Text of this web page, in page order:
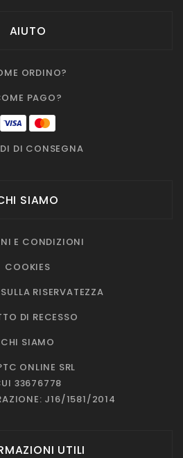
AIUTO
ORDINO?
PAGO?
DI CONSEGNA
SIAMO
E CONDIZIONI
COOKIES
RISERVATEZZA
DI RECESSO
CHI SIAMO
ONLINE SRL
33676778
J16/1581/2014
UTILI